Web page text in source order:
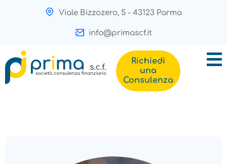
Viale Bizzozero, 5 - 43123 Parma
info@primascf.it
Richiedi
una
Consulenza